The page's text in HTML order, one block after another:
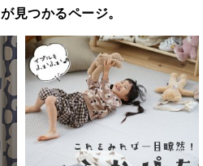
見つかるページ。